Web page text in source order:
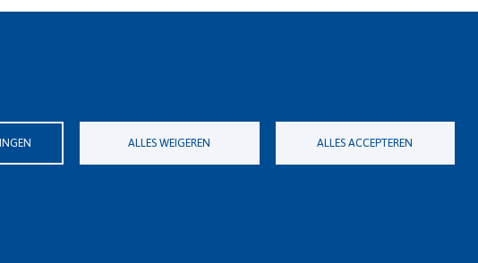
ALLES WEIGEREN ALLES ACCEPTEREN